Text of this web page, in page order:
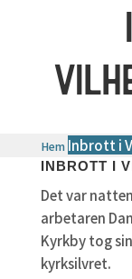
Hem Inbrott i
INBROTT I
Det var
arbetaren
Kyrkby tog
kyrksilvret.